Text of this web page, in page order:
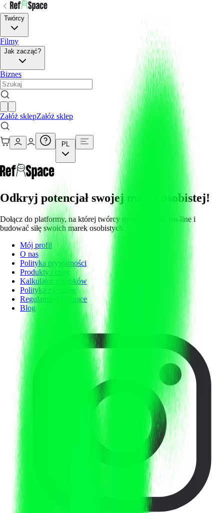
Twórcy
Filmy
Jak zacząć?
Biznes
Załóż sklepZałóż sklep
PL
Odkryj potencjał swojej marki osobistej!
Dołącz do platformy, na której twórcy mogą zarabiać on-line i
budować siłę swoich marek osobistych.
Mój profil
O nas
Polityka prywatności
Produkty i ceny
Kalkulator zarobków
Polityka zwrotów
Regulamin RefSpace
Blog